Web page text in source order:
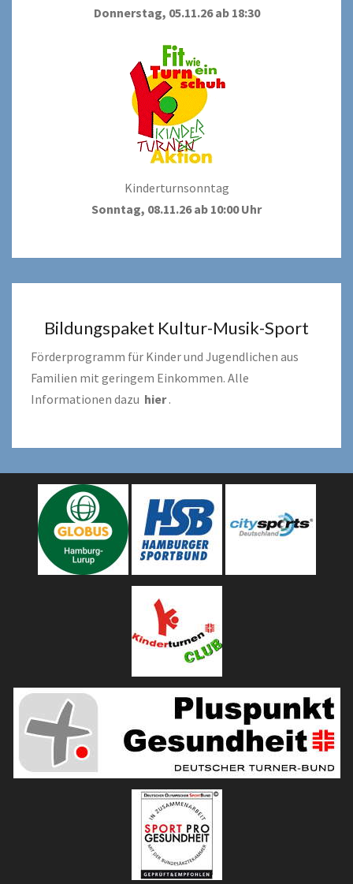
Donnerstag, 05.11.26 ab 18:30
Kinderturnsonntag
Sonntag, 08.11.26 ab 10:00 Uhr
Bildungspaket Kultur-Musik-Sport
Förderprogramm für Kinder und Jugendlichen aus
Familien mit geringem Einkommen. Alle
Informationen dazu hier.